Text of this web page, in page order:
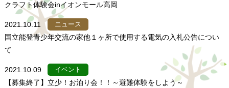
クラフト体験会inイオンモール高岡
2021.10.11 ニュース
国立能登青少年交流の家他１ヶ所で使用する電気の入札公告につい
て
2021.10.09 イベント
【募集終了】立少！お泊り会！！～避難体験をしよう～